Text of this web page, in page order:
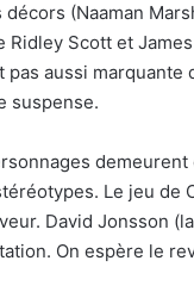
(Naaman
Scott et
pas aussi
suspense.
Le jeu de
David Jonsson
On espère le